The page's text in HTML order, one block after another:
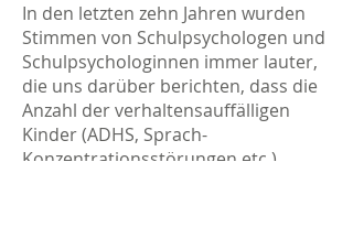
In den letzten zehn Jahren wurden
Stimmen von Schulpsychologen und
Schulpsychologinnen immer lauter,
die uns darüber berichten, dass die
Anzahl der verhaltensauffälligen
Kinder (ADHS, Sprach-
Konzentrationsstörungen etc.)